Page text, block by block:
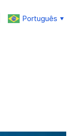
Português ▼